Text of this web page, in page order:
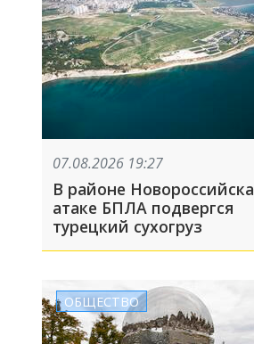
07.08.2026 19:27
В районе Новороссийска
атаке БПЛА подвергся
турецкий сухогруз
ОБЩЕСТВО